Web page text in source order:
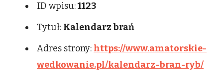
ID wpisu:1123
Tytuł: Kalendarz brań
Adres strony: https://www.amatorskie-
wedkowanie.pl/kalendarz-bran-ryb/